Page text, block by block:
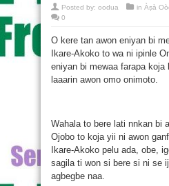
Posted by: oodua in Àṣà
0
O kere tan awon eniyan bi
Ikare-Akoko to wa ni ipinle
eniyan bi mewaa farapa
laaarin awon omo onimoto.
Wahala to bere lati nnkan bi
Ojobo to koja yii ni awon
Ikare-Akoko pelu ada, obe,
sagila ti won si bere si ni se
agbegbe naa.